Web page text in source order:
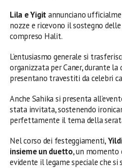
Lila e Yigitannunciano
nozze e ricevono il sostegno
compreso Halit.
L’entusiasmo generale si
organizzata per Caner, durante
presentano travestiti da celebri
Anche Sahika si presenta
stata invitata, sostenendo
perfettamente il tema della
Nel corso dei festeggiamenti,
insieme un duetto, un momento
evidente il legame speciale che si